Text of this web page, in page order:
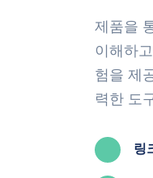
제품을
이해하
험을 제
력한 도
링